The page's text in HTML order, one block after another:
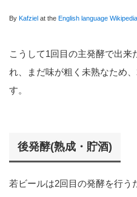
By Kafziel at the English language Wikipedia
こうして1回目の主発酵で出
れ、まだ味が粗く未熟なため
す。
後発酵(熟成・貯酒)
若ビールは2回目の発酵を行う